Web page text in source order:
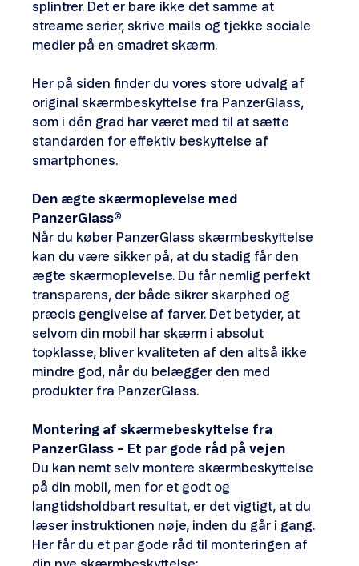
splintrer. Det er bare ikke det samme at
streame serier, skrive mails og tjekke sociale
medier på en smadret skærm.
Her på siden finder du vores store udvalg af
original skærmbeskyttelse fra PanzerGlass,
som i dén grad har været med til at sætte
standarden for effektiv beskyttelse af
smartphones.
Den ægte skærmoplevelse med
PanzerGlass®
Når du køber PanzerGlass skærmbeskyttelse
kan du være sikker på, at du stadig får den
ægte skærmoplevelse. Du får nemlig perfekt
transparens, der både sikrer skarphed og
præcis gengivelse af farver. Det betyder, at
selvom din mobil har skærm i absolut
topklasse, bliver kvaliteten af den altså ikke
mindre god, når du belægger den med
produkter fra PanzerGlass.
Montering af skærmebeskyttelse fra
PanzerGlass – Et par gode råd på vejen
Du kan nemt selv montere skærmbeskyttelse
på din mobil, men for et godt og
langtidsholdbart resultat, er det vigtigt, at du
læser instruktionen nøje, inden du går i gang.
Her får du et par gode råd til monteringen af